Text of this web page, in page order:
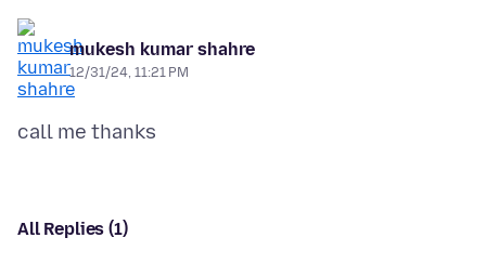
mukesh kumar shahre
12/31/24, 11:21 PM
All Replies (1)